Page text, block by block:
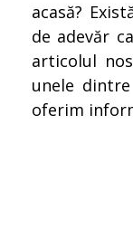
acasă?
de adevăr
articolul
unele
oferim